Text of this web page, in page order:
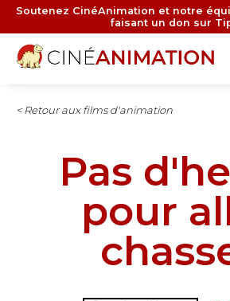
Aller
contenu
principal
Soutenez CinéAnimation et notre
faisant un don sur
< Retour aux films d'animation
Pas
pour